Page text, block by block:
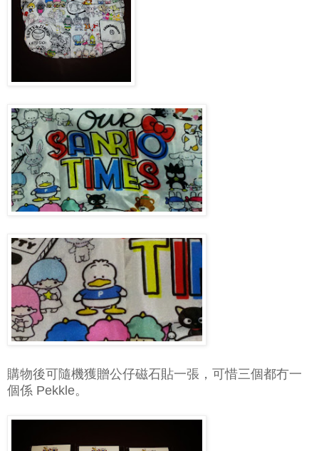
購物後可隨機獲贈公仔磁石貼一張，可惜三個都冇一
個係 Pekkle。